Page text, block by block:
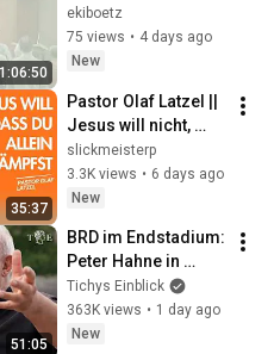
1:06:50
ekiboetz
75 views • 4 days ago
New
35:37
Pastor Olaf Latzel ||
Jesus will nicht,
dass du allein
kämpfst
slickmeisterp
3.3K views • 6 days ago
New
51:05
BRD im Endstadium:
Peter Hahne in
Tichys
Sommerinterview
Tichys Einblick
363K views • 1 day ago
New